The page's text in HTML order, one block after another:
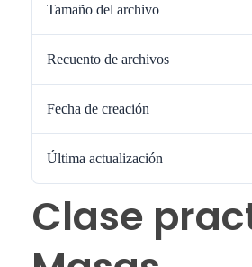
Tamaño del archivo
Recuento de archivos
Fecha de creación
Última actualización
Clase